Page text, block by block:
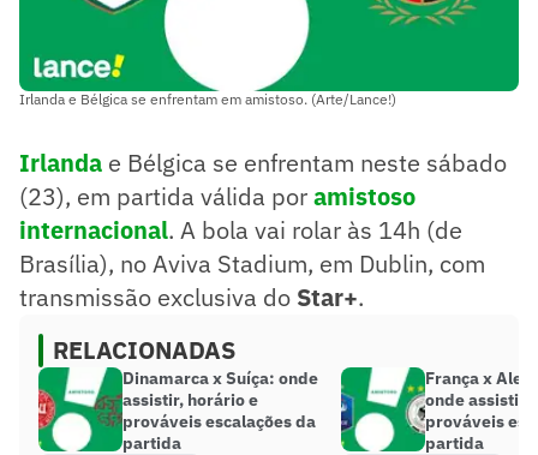
Irlanda e Bélgica se enfrentam em amistoso. (Arte/Lance!)
Irlanda e Bélgica se enfrentam neste sábado
(23), em partida válida poramistoso
internacional. A bola vai rolar às 14h (de
Brasília), no Aviva Stadium, em Dublin, com
transmissão exclusiva do Star+.
RELACIONADAS
Dinamarca x Suíça: onde
assistir, horário e
prováveis escalações da
partida
França x
onde assistir,
prováveis
partida